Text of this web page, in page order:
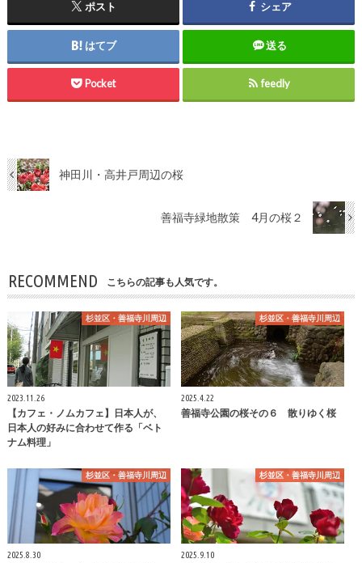
ポスト シェア
はてブ 送る
Pocket feedly
神田川・高井戸周辺の桜
善福寺緑地散策 4月の桜２
RECOMMEND こちらの記事も人気です。
杉並区・善福寺川周辺
2023.11.26
【カフェ・ノムカフェ】日本人が、
日本人の好みに合わせて作る「ベト
ナム料理」
杉並区・善福寺川周辺
2025.4.22
善福寺公園の桜その６ 散りゆく桜
杉並区・善福寺川周辺
2025.8.30
杉並区・善福寺川周辺
2025.9.10